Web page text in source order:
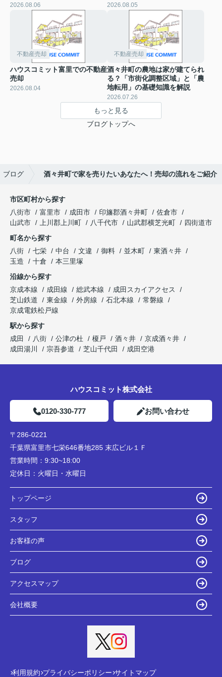
2026.08.06 2026.08.05
不動産売却
ハウスコミット富里での不動産
売却
2026.08.04
不動産売却
酒々井町の農地は家が建てられ
る？「市街化調整区域」と「農
地転用」の基礎知識を解説
2026.07.26
もっと見る
ブログトップへ
ブログ 酒々井町で家を売りたいあなたへ！売却の流れをご紹介
市区町村から探す
八街市
富里市 成田市 印旛郡酒々井町
佐倉市
山武市
上川郡上川町 八千代市 山武郡横芝光町
四街道市
町名から探す
八街
七栄 中台 文違 御料 並木町
東酒々井
玉造
十倉
本三里塚
沿線から探す
京成本線
成田線 総武本線
成田スカイアクセス
芝山鉄道
東金線 外房線 石北本線
常磐線
京成電鉄松戸線
駅から探す
成田
八街 公津の杜 榎戸 酒々井
京成酒々井
成田湯川
宗吾参道 芝山千代田 成田空港
ハウスコミット株式会社
0120-330-777 お問い合わせ
〒286-0221
千葉県富里市七栄646番地285 末広ビル１Ｆ
営業時間： 9:30~18:00
定休日： 火曜日・水曜日
トップページ
スタッフ
お客様の声
ブログ
アクセスマップ
会社概要
利用規約 プライバシーポリシー サイトマップ